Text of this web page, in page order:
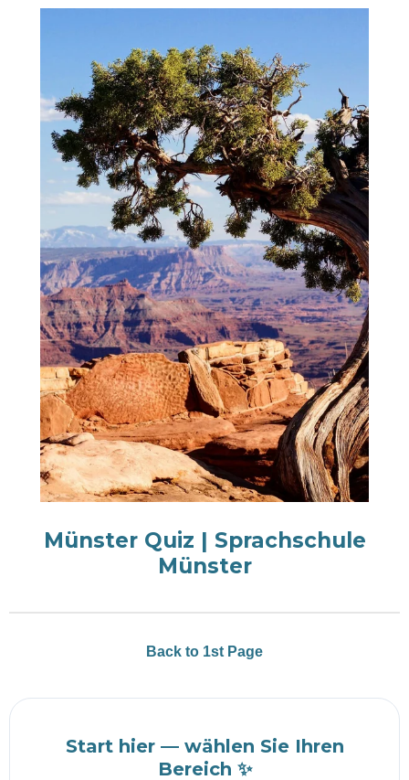
Münster Quiz | Sprachschule
Münster
Back to 1st Page
Start hier — wählen Sie Ihren
Bereich ✨